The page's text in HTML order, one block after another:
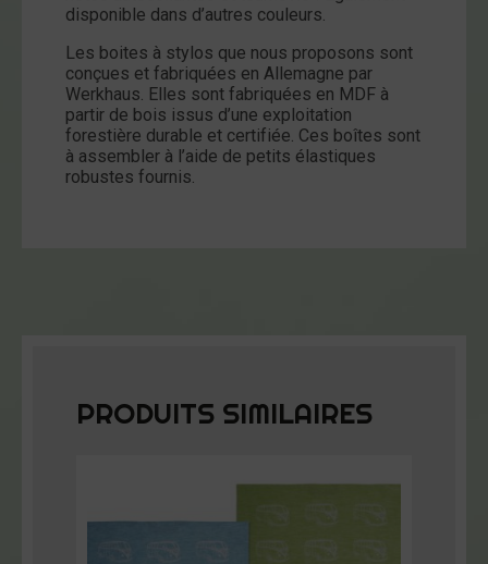
disponible dans d’autres couleurs.
Les boites à stylos que nous proposons sont
conçues et fabriquées en Allemagne par
Werkhaus. Elles sont fabriquées en MDF à
partir de bois issus d’une exploitation
forestière durable et certifiée. Ces boîtes sont
à assembler à l’aide de petits élastiques
robustes fournis.
PRODUITS SIMILAIRES